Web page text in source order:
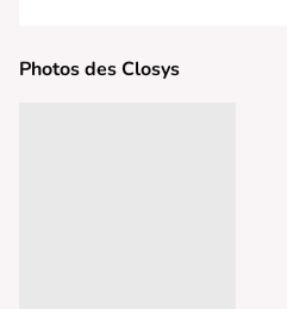
Photos des Closys